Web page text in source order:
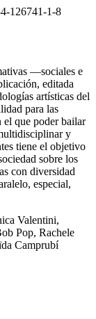
126741-1-8
—sociales e
editada
artísticas del
para las
el que poder bailar
y
tiene el objetivo
sobre los
con diversidad
especial,
Valentini,
Pop, Rachele
Camprubí